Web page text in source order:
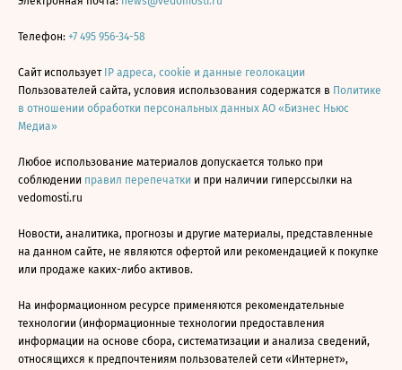
Телефон: +7 495 956-34-58
Сайт использует IP адреса, cookie и данные геолокации
Пользователей сайта, условия использования содержатся в Политике
в отношении обработки персональных данных АО «Бизнес Ньюс
Медиа»
Любое использование материалов допускается только при
соблюдении правил перепечатки и при наличии гиперссылки на
vedomosti.ru
Новости, аналитика, прогнозы и другие материалы, представленные
на данном сайте, не являются офертой или рекомендацией к покупке
или продаже каких-либо активов.
На информационном ресурсе применяются рекомендательные
технологии (информационные технологии предоставления
информации на основе сбора, систематизации и анализа сведений,
относящихся к предпочтениям пользователей сети «Интернет»,